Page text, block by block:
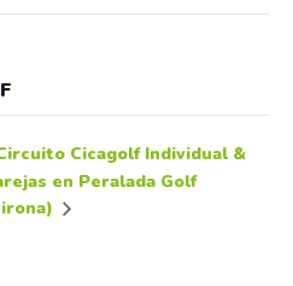
Cicagolf Individual &
en Peralada Golf